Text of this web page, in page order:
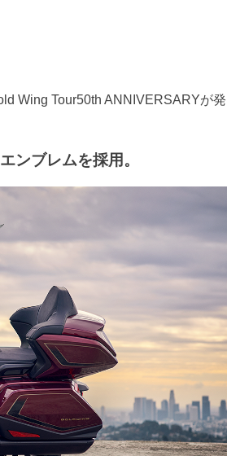
Wing Tour50th ANNIVERSARYが発
ンブレムを採用。